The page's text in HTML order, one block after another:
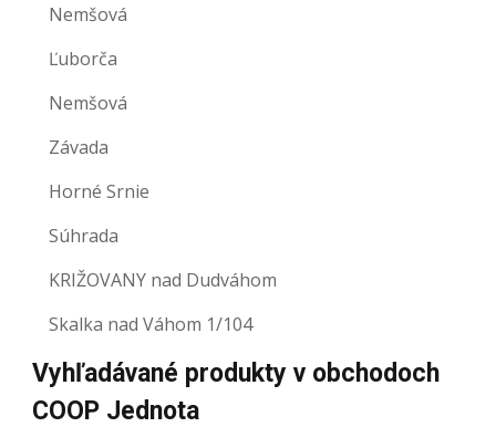
Nemšová
Ľuborča
Nemšová
Závada
Horné Srnie
Súhrada
KRIŽOVANY nad Dudváhom
Skalka nad Váhom 1/104
Vyhľadávané produkty v obchodoch
COOP Jednota